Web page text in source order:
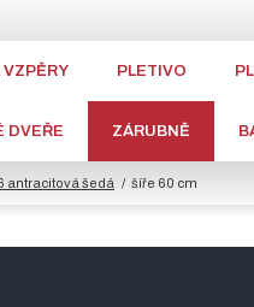
VZPĚRY PLETIVO
DVEŘE ZÁRUBNĚ
antracitová šedá šíře 60 cm